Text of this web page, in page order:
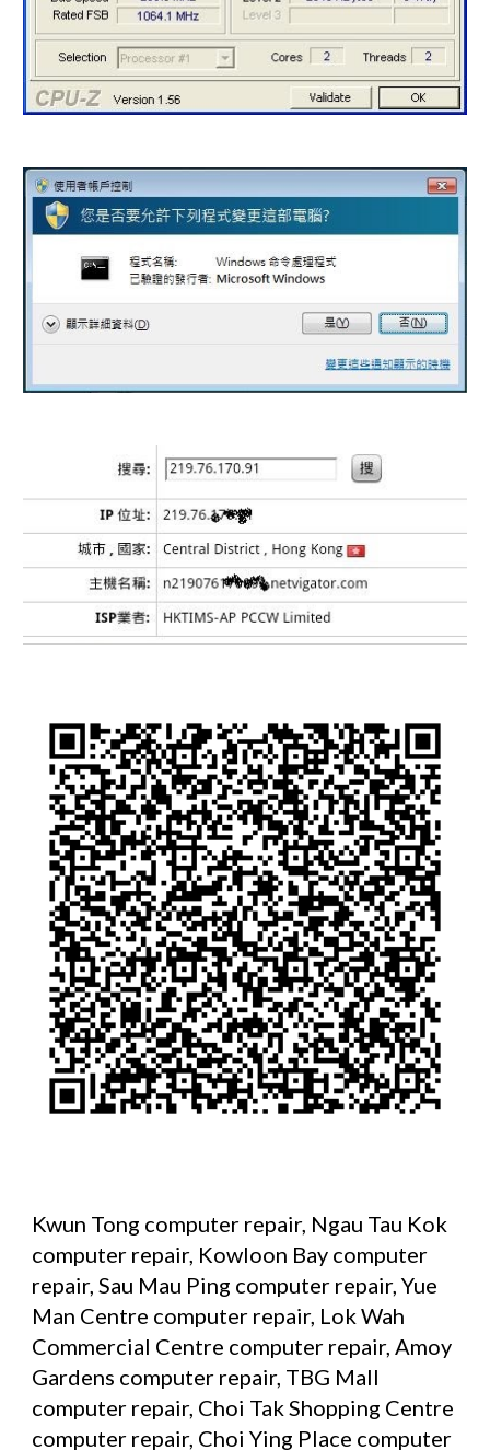
Kwun Tong computer repair, Ngau Tau Kok
computer repair, Kowloon Bay computer
repair, Sau Mau Ping computer repair, Yue
Man Centre computer repair, Lok Wah
Commercial Centre computer repair, Amoy
Gardens computer repair, TBG Mall
computer repair, Choi Tak Shopping Centre
computer repair, Choi Ying Place computer